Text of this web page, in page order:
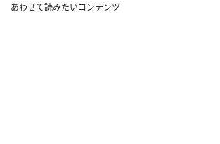
あわせて読みたいコンテンツ